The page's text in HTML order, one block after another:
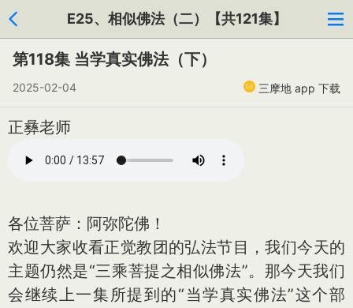
E25、相似佛法（二）【共121集】
第118集 当学真实佛法（下）
2025-02-04 三摩地 app 下载
正彝老师
各位菩萨：阿弥陀佛！
欢迎大家收看正觉教团的弘法节目，我们今天的
主题仍然是“三乘菩提之相似佛法”。那今天我们
会继续上一集所提到的“当学真实佛法”这个部